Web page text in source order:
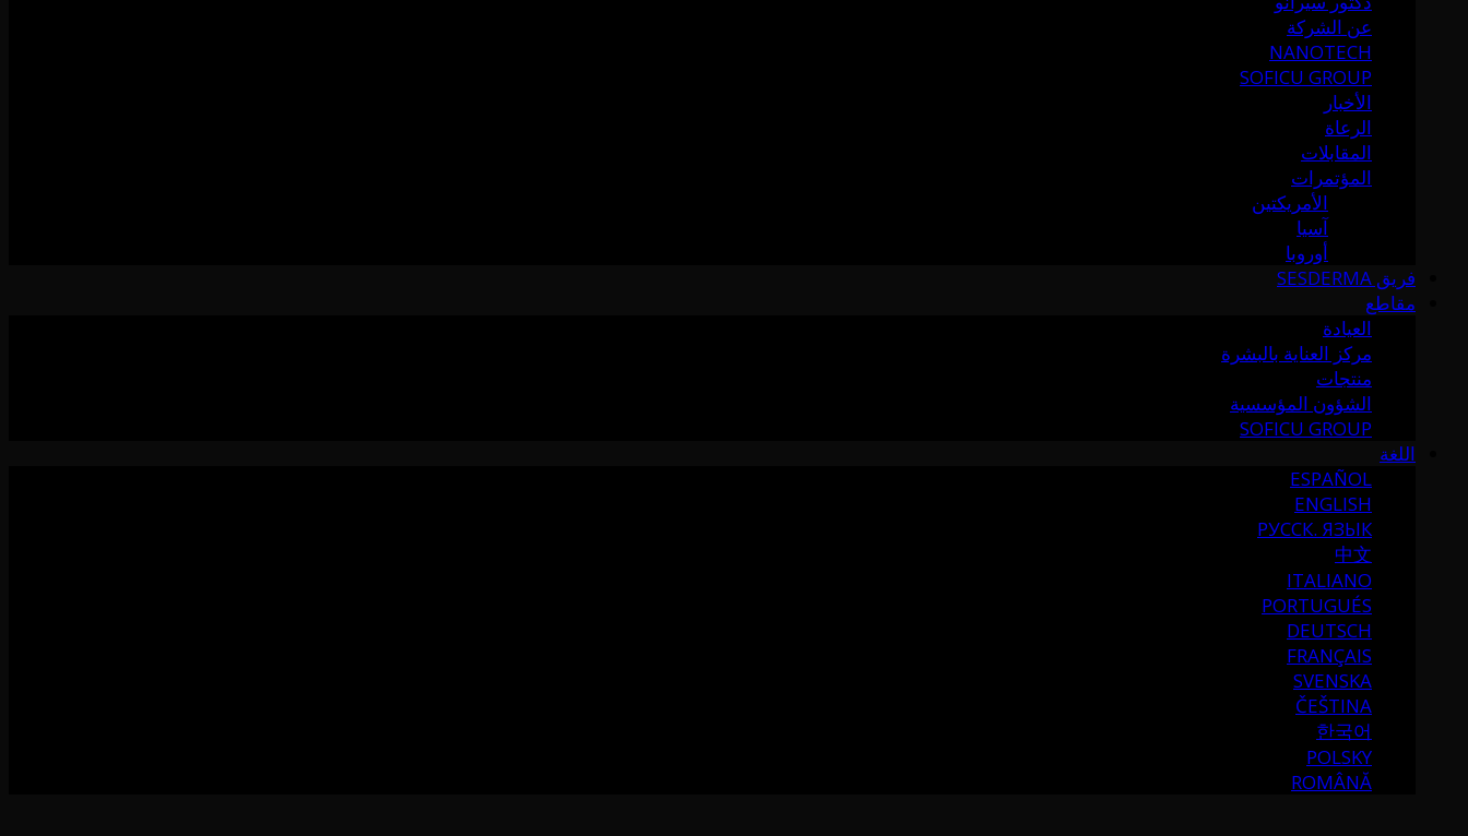
عن الشركة
NANOTECH
SOFICU GROUP
الأخبار
الرعاة
المقابلات
المؤتمرات
الأمريكتين
آسيا
أوروبا
فريق SESDERMA
مقاطع
العيادة
مركز العناية بالبشرة
منتجات
الشؤون المؤسسية
SOFICU GROUP
اللغة
ESPAÑOL
ENGLISH
РУССК. ЯЗЫК
中文
ITALIANO
PORTUGUÉS
DEUTSCH
FRANÇAIS
SVENSKA
ČEŠTINA
한국어
POLSKY
ROMÂNĂ